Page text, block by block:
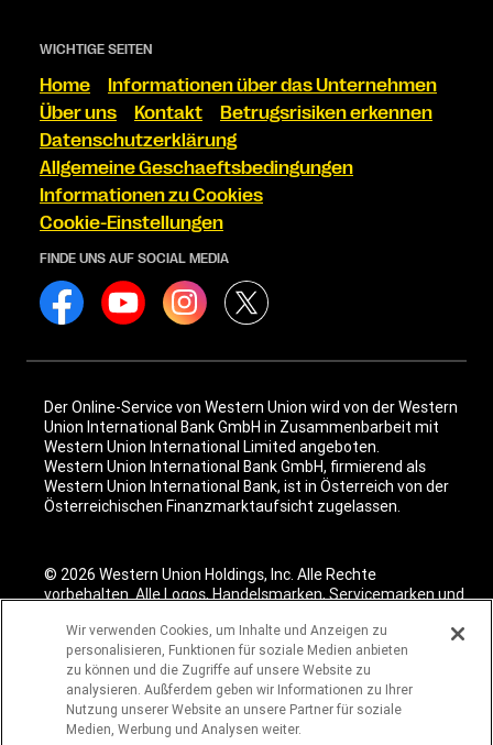
WICHTIGE SEITEN
Home
Informationen über das Unternehmen
Über uns
Kontakt
Betrugsrisiken erkennen
Datenschutzerklärung
Allgemeine Geschaeftsbedingungen
Informationen zu Cookies
Cookie-Einstellungen
FINDE UNS AUF SOCIAL MEDIA
Der Online-Service von Western Union wird von der Western
Union International Bank GmbH in Zusammenbarbeit mit
Western Union International Limited angeboten.
Western Union International Bank GmbH, firmierend als
Western Union International Bank, ist in Österreich von der
Österreichischen Finanzmarktaufsicht zugelassen.
© 2026 Western Union Holdings, Inc. Alle Rechte
vorbehalten. Alle Logos, Handelsmarken, Servicemarken und
jeweiligen Unternehmens.
Wir verwenden Cookies, um Inhalte und Anzeigen zu
personalisieren, Funktionen für soziale Medien anbieten
zu können und die Zugriffe auf unsere Website zu
analysieren. Außferdem geben wir Informationen zu Ihrer
Nutzung unserer Website an unsere Partner für soziale
Medien, Werbung und Analysen weiter.